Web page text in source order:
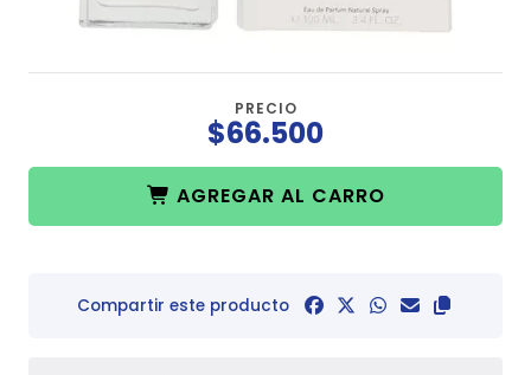
PRECIO
$66.500
AGREGAR AL CARRO
Compartir este producto